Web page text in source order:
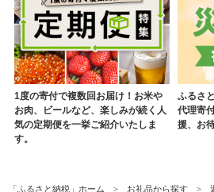
1度の寄付で複数回お届け！お米や
お肉、ビールなど、楽しみが続く人
気の定期便を一挙ご紹介いたしま
す。
ふるさ
代理寄
援、お
「ふるさと納税」ホーム お礼品から探す